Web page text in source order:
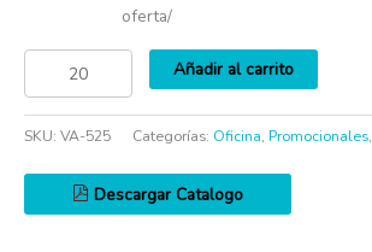
oferta/
Añadir al carrito
SKU: VA-525 Categorías: Oficina, Promocionales,
Descargar Catalogo